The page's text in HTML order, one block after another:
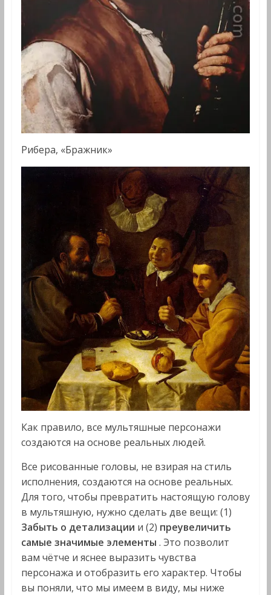
Рибера, «Бражник»
Как правило, все мультяшные персонажи
создаются на основе реальных людей.
Все рисованные головы, не взирая на стиль
исполнения, создаются на основе реальных.
Для того, чтобы превратить настоящую голову
в мультяшную, нужно сделать две вещи: (1)
Забыть о детализации и (2) преувеличить
самые значимые элементы . Это позволит
вам чётче и яснее выразить чувства
персонажа и отобразить его характер. Чтобы
вы поняли, что мы имеем в виду, мы ниже